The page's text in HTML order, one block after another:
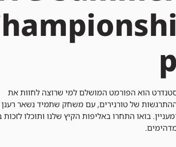
p
הוא הפורמט המושלם למי שרוצה לחוות את
של טורנירים, עם משחק שתמיד נשאר רענן
בואו התחרו באליפות הקיץ שלנו ותוכלו